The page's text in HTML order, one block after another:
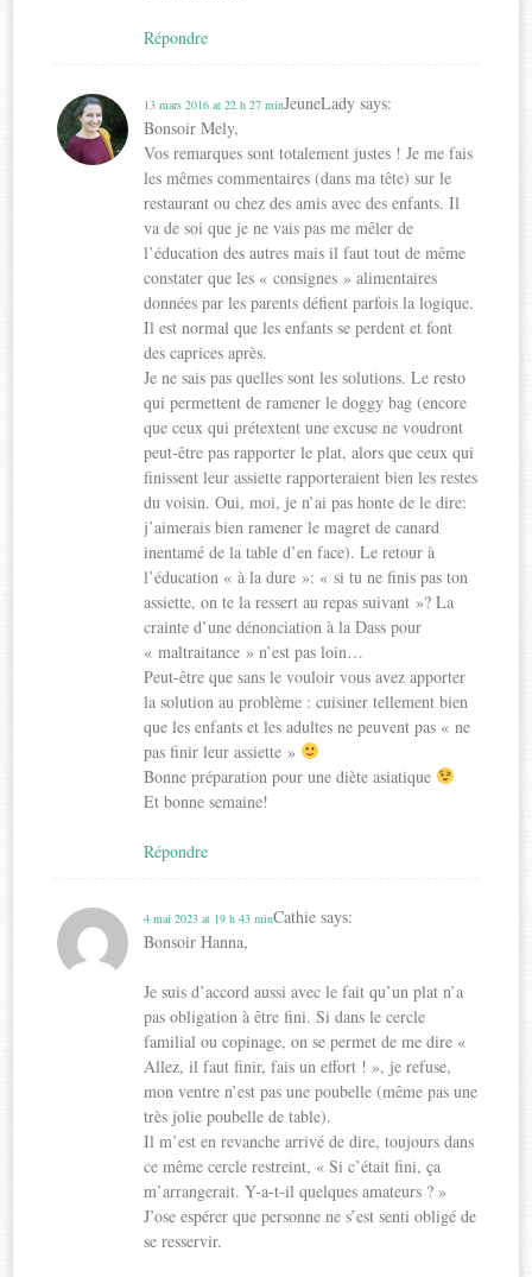
Répondre
JeuneLady says:
13 mars 2016 at 22 h 27 min
Bonsoir Mely,
Vos remarques sont totalement justes ! Je me fais
les mêmes commentaires (dans ma tête) sur le
restaurant ou chez des amis avec des enfants. Il
va de soi que je ne vais pas me mêler de
l’éducation des autres mais il faut tout de même
constater que les « consignes » alimentaires
données par les parents défient parfois la logique.
Il est normal que les enfants se perdent et font
des caprices après.
Je ne sais pas quelles sont les solutions. Le resto
qui permettent de ramener le doggy bag (encore
que ceux qui prétextent une excuse ne voudront
peut-être pas rapporter le plat, alors que ceux qui
finissent leur assiette rapporteraient bien les restes
du voisin. Oui, moi, je n’ai pas honte de le dire:
j’aimerais bien ramener le magret de canard
inentamé de la table d’en face). Le retour à
l’éducation « à la dure »: « si tu ne finis pas ton
assiette, on te la ressert au repas suivant »? La
crainte d’une dénonciation à la Dass pour
« maltraitance » n’est pas loin…
Peut-être que sans le vouloir vous avez apporter
la solution au problème : cuisiner tellement bien
que les enfants et les adultes ne peuvent pas « ne
pas finir leur assiette »
Bonne préparation pour une diète asiatique
Et bonne semaine!
Répondre
Cathie says:
4 mai 2023 at 19 h 43 min
Bonsoir Hanna,
Je suis d’accord aussi avec le fait qu’un plat n’a
pas obligation à être fini. Si dans le cercle
familial ou copinage, on se permet de me dire «
Allez, il faut finir, fais un effort ! », je refuse,
mon ventre n’est pas une poubelle (même pas une
très jolie poubelle de table).
Il m’est en revanche arrivé de dire, toujours dans
ce même cercle restreint, « Si c’était fini, ça
m’arrangerait. Y-a-t-il quelques amateurs ? »
J’ose espérer que personne ne s’est senti obligé de
se resservir.